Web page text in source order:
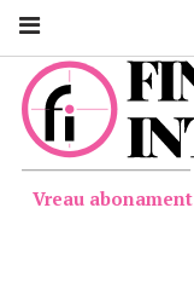
Vreau abonament